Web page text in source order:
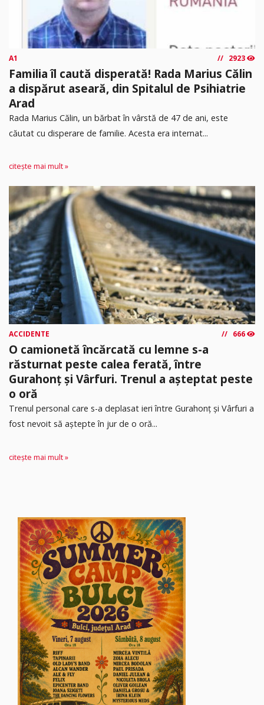
A1 2923
Familia îl caută disperată! Rada Marius Călin
a dispărut aseară, din Spitalul de Psihiatrie
Arad
Rada Marius Călin, un bărbat în vârstă de 47 de ani, este
căutat cu disperare de familie. Acesta era internat...
citește mai mult »
ACCIDENTE 666
O camionetă încărcată cu lemne s-a
răsturnat peste calea ferată, între
Gurahonț și Vârfuri. Trenul a așteptat peste
o oră
Trenul personal care s-a deplasat ieri între Gurahonț și Vârfuri a
fost nevoit să aștepte în jur de o oră...
citește mai mult »